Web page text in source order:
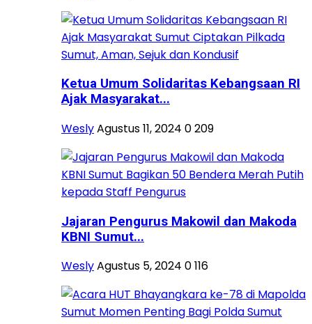
Ketua Umum Solidaritas Kebangsaan RI
Ajak Masyarakat...
WeslyAgustus 11, 2024 0209
Jajaran Pengurus Makowil dan Makoda
KBNI Sumut...
WeslyAgustus 5, 2024 0116